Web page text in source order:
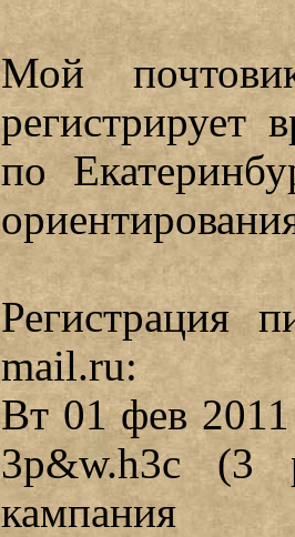
Мой
регистрирует
по
Регистрация
mail.ru:
Вт 01 фев
3p&w.h3c
кампания